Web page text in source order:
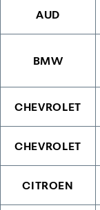
AUD
BMW
CHEVROLET
CHEVROLET
CITROEN